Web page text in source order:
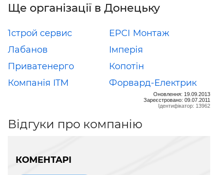
Ще організації в Донецьку
1строй сервис
ЕРСІ Монтаж
Лабанов
Iмперiя
Приватенерго
Копотін
Компанія ITM
Форвард-Електрик
Оновлення: 19.09.2013
Зареєстровано: 09.07.2011
Ідентифікатор: 13962
Відгуки про компанію
КОМЕНТАРІ